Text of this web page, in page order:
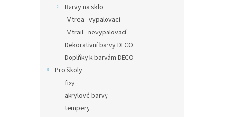
Barvy na sklo
Vitrea - vypalovací
Vitrail - nevypalovací
Dekorativní barvy DECO
Doplňky k barvám DECO
Pro školy
fixy
akrylové barvy
tempery